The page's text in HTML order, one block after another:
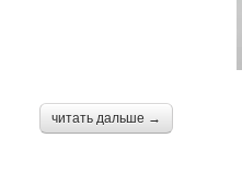
читать дальше →